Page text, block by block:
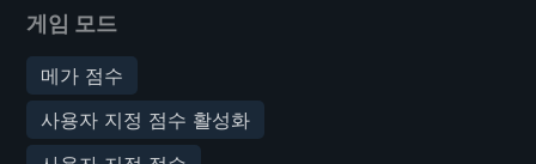
게임 모드
메가 점수
사용자 지정 점수 활성화